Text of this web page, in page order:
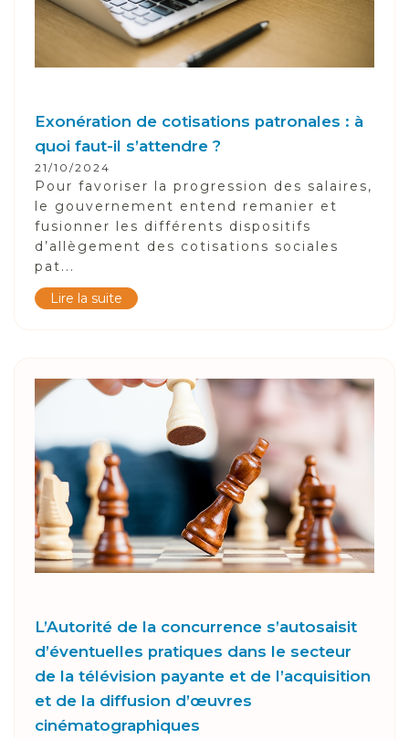
Exonération de cotisations patronales : à
quoi faut-il s’attendre ?
21/10/2024
Pour favoriser la progression des salaires,
le gouvernement entend remanier et
fusionner les différents dispositifs
d’allègement des cotisations sociales
pat...
Lire la suite
L’Autorité de la concurrence s’autosaisit
d’éventuelles pratiques dans le secteur
de la télévision payante et de l’acquisition
et de la diffusion d’œuvres
cinématographiques
Information sur les cookies
Nous avons recours à des cookies techniques pour
assurer le bon fonctionnement du site, nous
utilisons également des cookies soumis à votre
consentement pour collecter des statistiques de
visite.
nécessitant votre consentement seront déposés
(cookies statistiques), avant de continuer votre visite
Plus d'informations
CONFIGURER REFUSER
ACCEPTER